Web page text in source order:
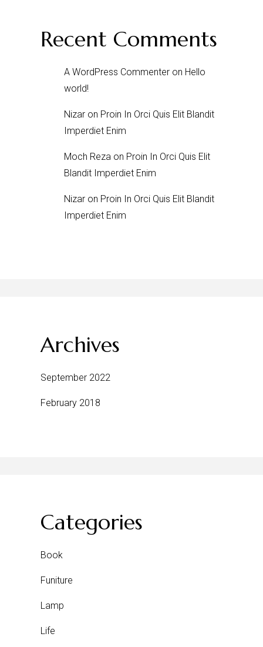
Recent Comments
A WordPress Commenter on Hello
world!
Nizar on Proin In Orci Quis Elit Blandit
Imperdiet Enim
Moch Reza on Proin In Orci Quis Elit
Blandit Imperdiet Enim
Nizar on Proin In Orci Quis Elit Blandit
Imperdiet Enim
Archives
September 2022
February 2018
Categories
Book
Funiture
Lamp
Life